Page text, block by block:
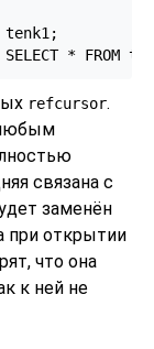
* FROM
refcursor.
связана с
заменён
при открытии
что она
к ней не